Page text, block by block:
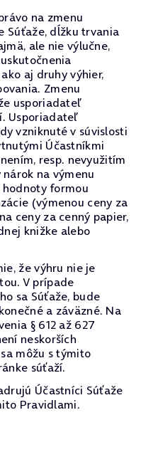
na zmenu
Súťaže, dĺžku trvania
ale nie výlučne,
aj druhy výhier,
Zmenu
usporiadateľ
Usporiadateľ
vzniknuté v súvislosti
Účastníkmi
resp. nevyužitím
na výmenu
formou
(výmenou ceny za
ceny za cenný papier,
knižke alebo
že výhru nie je
V prípade
sa Súťaže, bude
a záväzné. Na
§ 612 až 627
neskorších
môžu s týmito
súťaží.
Účastníci Súťaže
Pravidlami.